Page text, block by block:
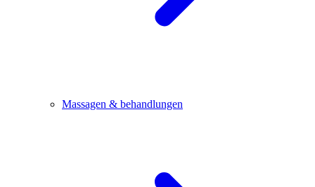
Massagen & behandlungen